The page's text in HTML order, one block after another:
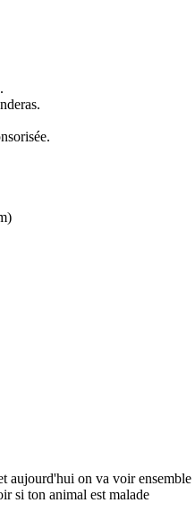
aujourd'hui on va voir ensemble
si ton animal est malade